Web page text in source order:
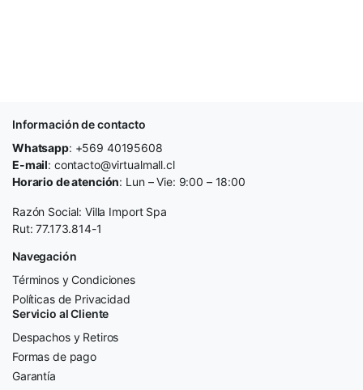
Información de contacto
Whatsapp: +569 40195608
E-mail: contacto@virtualmall.cl
Horario de atención: Lun – Vie: 9:00 – 18:00
Razón Social: Villa Import Spa
Rut: 77.173.814-1
Navegación
Términos y Condiciones
Políticas de Privacidad
Servicio al Cliente
Despachos y Retiros
Formas de pago
Garantía